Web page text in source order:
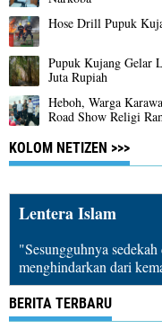
Hose Drill Pupuk
Pupuk Kujang Gelar
Juta Rupiah
Heboh, Warga
Road Show Religi
KOLOM NETIZEN >>>
Lentera Islam
"Sesungguhnya
menghindarkan dari
BERITA TERBARU